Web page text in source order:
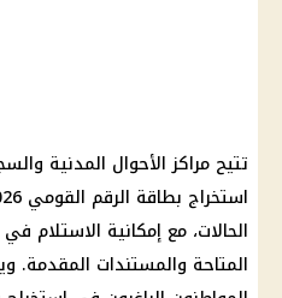
تتيح مراكز الأحوال المدنية
الحالات، مع إمكانية
المتاحة والمستندات